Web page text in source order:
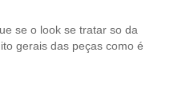
se o look se tratar so da
gerais das peças como é